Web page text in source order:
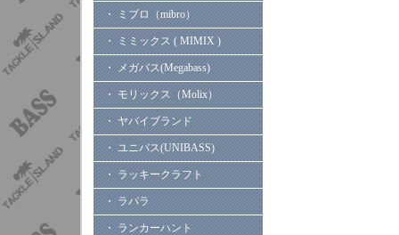
・ ミブロ（mibro）
・ ミミックス ( MIMIX )
・ メガバス(Megabass)
・ モリックス（Molix）
・ ヤバイブランド
・ ユニバス(UNIBASS)
・ ラッキークラフト
・ ラパラ
・ ランカーハント